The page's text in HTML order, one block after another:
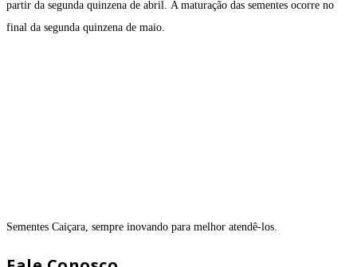
partir da segunda quinzena de abril. A maturação das sementes ocorre no
final da segunda quinzena de maio.
Sementes Caiçara, sempre inovando para melhor atendê-los.